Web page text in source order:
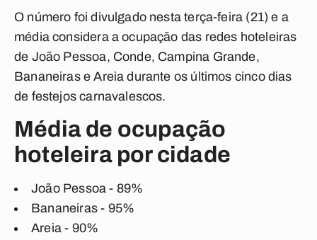
O número foi divulgado nesta terça-feira (21) e a
média considera a ocupação das redes hoteleiras
de João Pessoa, Conde, Campina Grande,
Bananeiras e Areia durante os últimos cinco dias
de festejos carnavalescos.
Média de ocupação
hoteleira por cidade
João Pessoa - 89%
Bananeiras - 95%
Areia - 90%